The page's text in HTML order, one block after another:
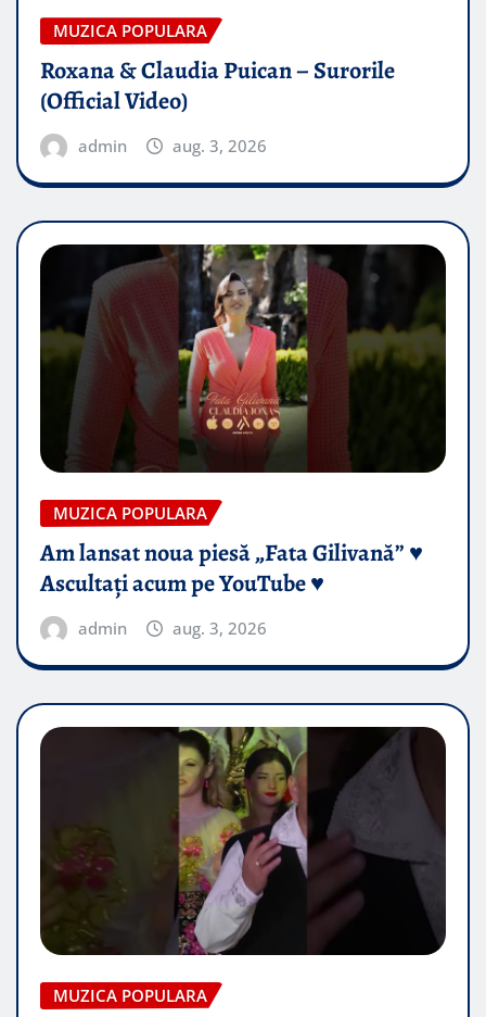
MUZICA POPULARA
Roxana & Claudia Puican – Surorile
(Official Video)
admin aug. 3, 2026
MUZICA POPULARA
Am lansat noua piesă „Fata Gilivană” ♥️
Ascultați acum pe YouTube ♥️
admin aug. 3, 2026
MUZICA POPULARA